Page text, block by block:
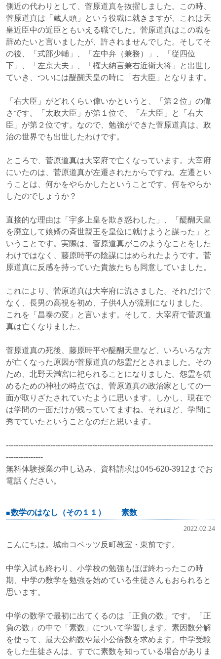
側近の代わりとして、菅原道真を抜擢しました。この時、
菅原道真は「蔵人頭」という役職に就きますが、これは天
皇近臣中の近臣ともいえる職でした。菅原道真はこの職を
辞めたいと言いましたが、許されませんでした。そしてそ
の後、「式部少輔」、「左中弁（兼務）」、「従四位
下」、「左京大夫」、「権大納言兼右近衛大将」と出世し
ていき、ついには醍醐天皇の時に「右大臣」となります。
「右大臣」がどれくらい偉いかというと、「第２位」の偉
さです。「太政大臣」が第１位で、「左大臣」と「右大
臣」が第２位です。なので、勉強ができた菅原道真は、政
治の世界でも出世したわけです。
ところで、菅原道真は大宰府で亡くなっています。大宰府
にいたのは、菅原道真が左遷されたからですね。左遷とい
うことは、何かをやらかしたということです。何をやらか
したのでしょうか？
直接的な理由は「宇多上皇を欺き惑わした」、「醍醐天皇
を廃立して娘婿の斉世親王を皇位に就けようと謀った」と
いうことです。実際は、菅原道真がこのようなことをした
わけではなく、藤原時平の陰謀にはめられたようです。菅
原道真に反感を持っていた貴族たちも同意していました。
これにより、菅原道真は大宰府に流さました。それだけで
なく、長男の高視を初め、子供4人が流刑になりました。
これを「昌泰の変」と言います。そして、大宰府で菅原道
真は亡くなりました。
菅原道真の死後、藤原時平や醍醐天皇など、いろいろな方
が亡くなった原因が菅原道真の怨霊だとされました。その
ため、北野天満宮に祀られることになりました。怨霊を鎮
めるための神社の時点では、菅原道真の政治家としての一
面が取りざたされていたように思います。しかし、現在で
は学問の一面だけが残っていてますね。それほど、学問に
秀でていたということなのだと思います。
------------------------------------------------------------------------------------
---------------
無料体験授業の申し込み、資料請求は045-620-3912までお
電話ください。
数学のはなし（その１１） 素数
2022.02.24
こんにちは。城南コベッツ反町教室・東前です。
中学入試も終わり、小学校の勉強もほぼ終わったこの時
期、中学の数学を勉強を始めている生徒さんもおられると
思います。
中学の数学で最初に出てくるのは「正負の数」です。「正
負の数」の中で「素数」について学習します。素因数分解
を使って、最大公約数や最小公倍数を求めます。中学受験
をした生徒さんは、すでに素数を知っている場合がありま